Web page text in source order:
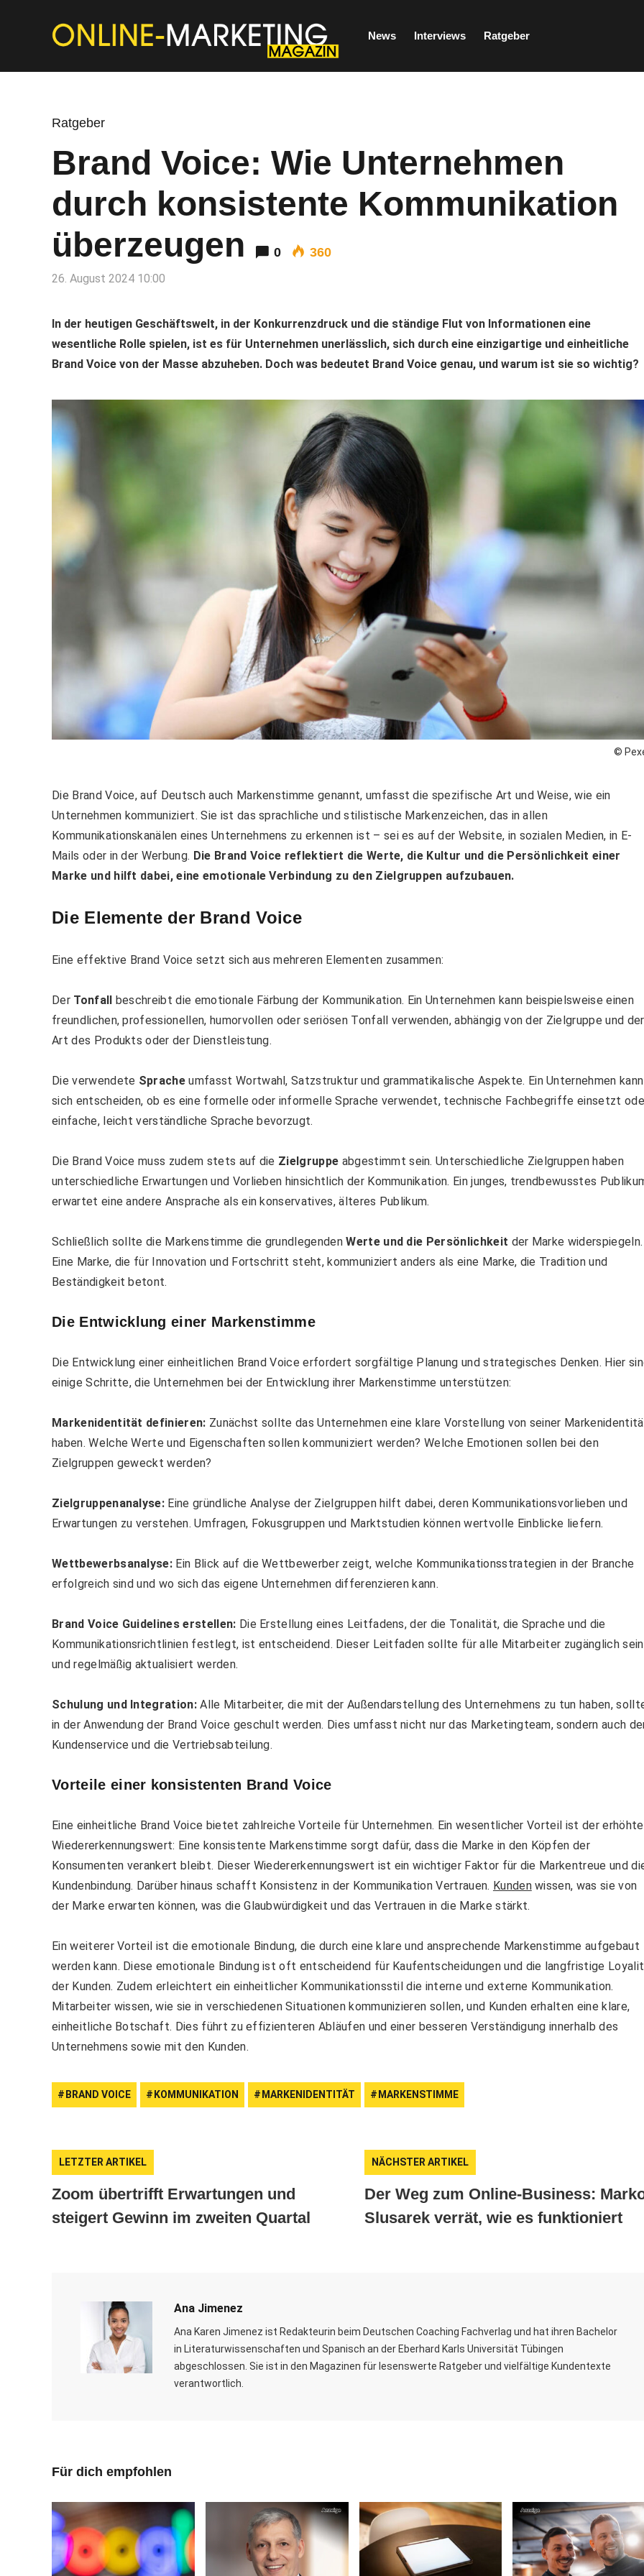
News Interviews Ratgeber
Ratgeber
Brand Voice: Wie Unternehmen
durch konsistente Kommunikation
überzeugen
0 360
26. August 2024 10:00
In der heutigen Geschäftswelt, in der Konkurrenzdruck und die ständige Flut von Informationen eine
wesentliche Rolle spielen, ist es für Unternehmen unerlässlich, sich durch eine einzigartige und einheitliche
Brand Voice von der Masse abzuheben. Doch was bedeutet Brand Voice genau, und warum ist sie so wichtig?
©
Die Brand Voice, auf Deutsch auch Markenstimme genannt, umfasst die spezifische Art und Weise, wie ein
Unternehmen kommuniziert. Sie ist das sprachliche und stilistische Markenzeichen, das in allen
Kommunikationskanälen eines Unternehmens zu erkennen ist – sei es auf der Website, in sozialen Medien, in E-
Mails oder in der Werbung. Die Brand Voice reflektiert die Werte, die Kultur und die Persönlichkeit einer
Marke und hilft dabei, eine emotionale Verbindung zu den Zielgruppen aufzubauen.
Die Elemente der Brand Voice
Eine effektive Brand Voice setzt sich aus mehreren Elementen zusammen:
Der Tonfall beschreibt die emotionale Färbung der Kommunikation. Ein Unternehmen kann beispielsweise einen
freundlichen, professionellen, humorvollen oder seriösen Tonfall verwenden, abhängig von der Zielgruppe und der
Art des Produkts oder der Dienstleistung.
Die verwendete Spracheumfasst Wortwahl, Satzstruktur und grammatikalische Aspekte. Ein Unternehmen kann
sich entscheiden, ob es eine formelle oder informelle Sprache verwendet, technische Fachbegriffe einsetzt
einfache, leicht verständliche Sprache bevorzugt.
Die Brand Voice muss zudem stets auf die Zielgruppe abgestimmt sein. Unterschiedliche Zielgruppen haben
unterschiedliche Erwartungen und Vorlieben hinsichtlich der Kommunikation. Ein junges, trendbewusstes
erwartet eine andere Ansprache als ein konservatives, älteres Publikum.
Schließlich sollte die Markenstimme die grundlegendenWerte und die Persönlichkeit der Marke widerspiegeln.
Eine Marke, die für Innovation und Fortschritt steht, kommuniziert anders als eine Marke, die Tradition und
Beständigkeit betont.
Die Entwicklung einer Markenstimme
Die Entwicklung einer einheitlichen Brand Voice erfordert sorgfältige Planung und strategisches Denken. Hier
einige Schritte, die Unternehmen bei der Entwicklung ihrer Markenstimme unterstützen:
Markenidentität definieren: Zunächst sollte das Unternehmen eine klare Vorstellung von seiner
haben. Welche Werte und Eigenschaften sollen kommuniziert werden? Welche Emotionen sollen bei den
Zielgruppen geweckt werden?
Zielgruppenanalyse: Eine gründliche Analyse der Zielgruppen hilft dabei, deren Kommunikationsvorlieben und
Erwartungen zu verstehen. Umfragen, Fokusgruppen und Marktstudien können wertvolle Einblicke liefern.
Wettbewerbsanalyse: Ein Blick auf die Wettbewerber zeigt, welche Kommunikationsstrategien in der Branche
erfolgreich sind und wo sich das eigene Unternehmen differenzieren kann.
Brand Voice Guidelines erstellen: Die Erstellung eines Leitfadens, der die Tonalität, die Sprache und die
Kommunikationsrichtlinien festlegt, ist entscheidend. Dieser Leitfaden sollte für alle Mitarbeiter zugänglich sein
und regelmäßig aktualisiert werden.
Schulung und Integration: Alle Mitarbeiter, die mit der Außendarstellung des Unternehmens zu tun haben,
in der Anwendung der Brand Voice geschult werden. Dies umfasst nicht nur das Marketingteam, sondern auch
Kundenservice und die Vertriebsabteilung.
Vorteile einer konsistenten Brand Voice
Eine einheitliche Brand Voice bietet zahlreiche Vorteile für Unternehmen. Ein wesentlicher Vorteil ist der erhöhte
Wiedererkennungswert: Eine konsistente Markenstimme sorgt dafür, dass die Marke in den Köpfen der
Konsumenten verankert bleibt. Dieser Wiedererkennungswert ist ein wichtiger Faktor für die Markentreue und
Kundenbindung. Darüber hinaus schafft Konsistenz in der Kommunikation Vertrauen. Kundenwissen, was sie von
der Marke erwarten können, was die Glaubwürdigkeit und das Vertrauen in die Marke stärkt.
Ein weiterer Vorteil ist die emotionale Bindung, die durch eine klare und ansprechende Markenstimme aufgebaut
werden kann. Diese emotionale Bindung ist oft entscheidend für Kaufentscheidungen und die langfristige
der Kunden. Zudem erleichtert ein einheitlicher Kommunikationsstil die interne und externe Kommunikation.
Mitarbeiter wissen, wie sie in verschiedenen Situationen kommunizieren sollen, und Kunden erhalten eine klare,
einheitliche Botschaft. Dies führt zu effizienteren Abläufen und einer besseren Verständigung innerhalb des
Unternehmens sowie mit den Kunden.
BRAND VOICE KOMMUNIKATION MARKENIDENTITÄT MARKENSTIMME
LETZTER ARTIKEL
Zoom übertrifft Erwartungen und
steigert Gewinn im zweiten Quartal
NÄCHSTER ARTIKEL
Der Weg zum Online-Business:
Slusarek verrät, wie es funktioniert
Ana Jimenez
Ana Karen Jimenez ist Redakteurin beim Deutschen Coaching Fachverlag und hat ihren Bachelor
in Literaturwissenschaften und Spanisch an der Eberhard Karls Universität Tübingen
abgeschlossen. Sie ist in den Magazinen für lesenswerte Ratgeber und vielfältige Kundentexte
verantwortlich.
Für dich empfohlen